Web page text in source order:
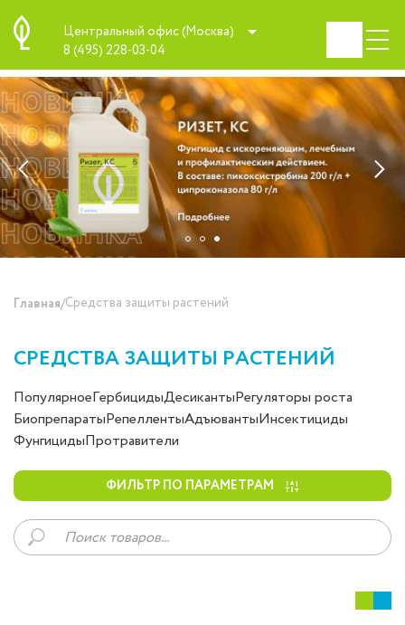
Центральный офис (Москва)
8 (495) 228-03-04
Главная/Средства защиты растений
СРЕДСТВА ЗАЩИТЫ РАСТЕНИЙ
ПопулярноеГербицидыДесикантыРегуляторы роста
БиопрепаратыРепеллентыАдъювантыИнсектициды
ФунгицидыПротравители
ФИЛЬТР ПО ПАРАМЕТРАМ
Поиск
товаров